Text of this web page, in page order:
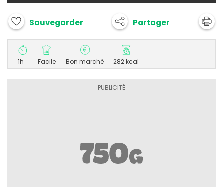
Sauvegarder Partager
1h Facile Bon marché 282 kcal